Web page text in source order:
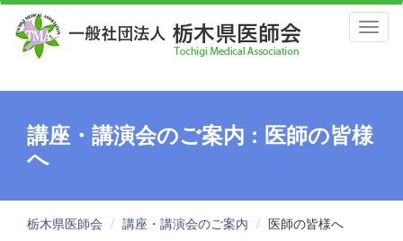
講座・講演会のご案内 : 医師の皆様
へ
栃木県医師会 講座・講演会のご案内 医師の皆様へ